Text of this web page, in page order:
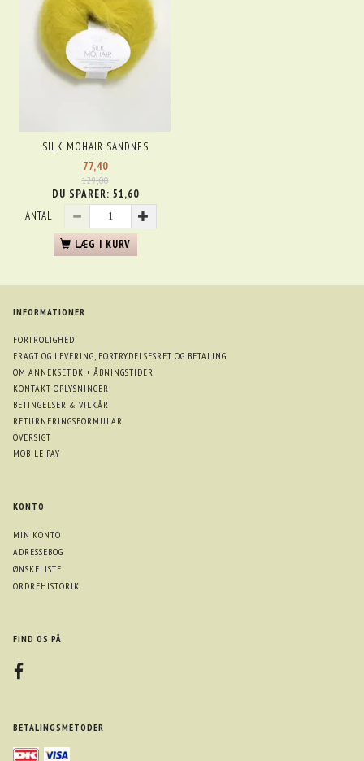
SILK MOHAIR SANDNES
77,40
129,00
DU SPARER: 51,60
ANTAL
LÆG I KURV
INFORMATIONER
FORTROLIGHED
FRAGT OG LEVERING, FORTRYDELSESRET OG BETALING
OM ANNEKSET.DK + ÅBNINGSTIDER
KONTAKT OPLYSNINGER
BETINGELSER & VILKÅR
RETURNERINGSFORMULAR
OVERSIGT
MOBILE PAY
KONTO
MIN KONTO
ADRESSEBOG
ØNSKELISTE
ORDREHISTORIK
FIND OS PÅ
BETALINGSMETODER